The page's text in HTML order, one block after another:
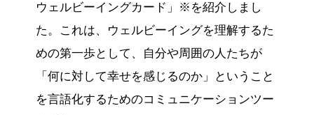
ウェルビーイングカード」※を紹介しまし
た。これは、ウェルビーイングを理解するた
めの第一歩として、自分や周囲の人たちが
「何に対して幸せを感じるのか」ということ
を言語化するためのコミュニケーションツー